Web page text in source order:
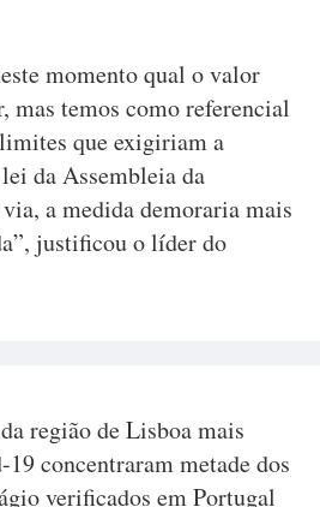
momento qual o valor
mas temos como referencial
que exigiriam a
da Assembleia da
a medida demoraria mais
justificou o líder do
região de Lisboa mais
concentraram metade dos
verificados em Portugal